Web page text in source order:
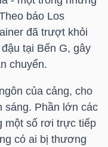
báo Los
đã trượt khỏi
tại Bến G, gây
chuyển.
của cảng, cho
sáng. Phần lớn các
một số rơi trực tiếp
có ai bị thương